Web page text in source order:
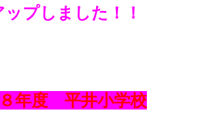
ップしました！！
年度 平井小学校